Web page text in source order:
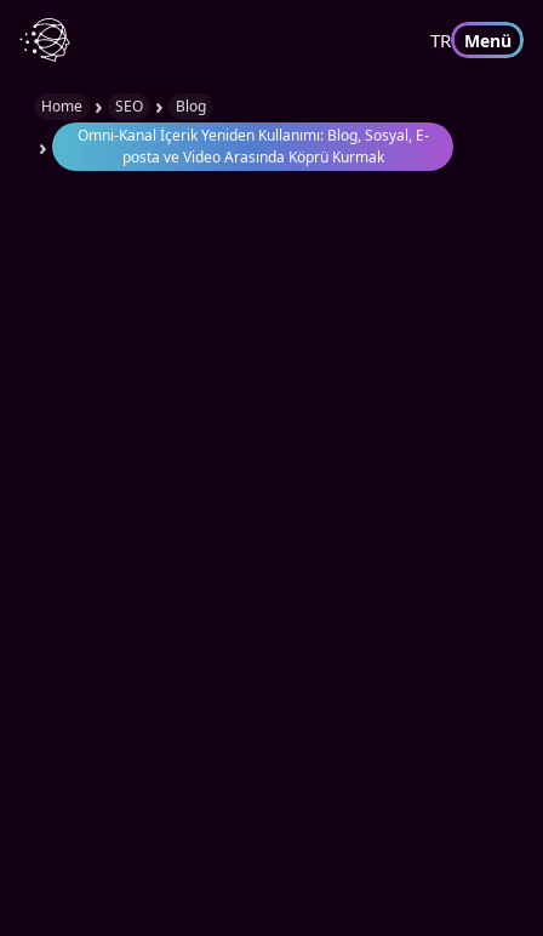
TR Menü
Home › SEO › Blog
›
Omni-Kanal İçerik Yeniden Kullanımı: Blog, Sosyal, E-
posta ve Video Arasında Köprü Kurmak